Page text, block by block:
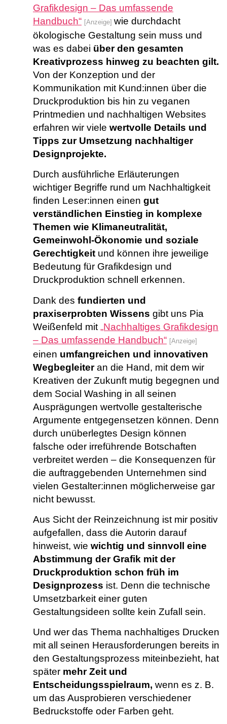
Grafikdesign – Das umfassende
Handbuch“ [Anzeige] wie durchdacht
ökologische Gestaltung sein muss und
was es dabei über den gesamten
Kreativprozess hinweg zu beachten gilt.
Von der Konzeption und der
Kommunikation mit Kund:innen über die
Druckproduktion bis hin zu veganen
Printmedien und nachhaltigen Websites
erfahren wir viele wertvolle Details und
Tipps zur Umsetzung nachhaltiger
Designprojekte.
Durch ausführliche Erläuterungen
wichtiger Begriffe rund um Nachhaltigkeit
finden Leser:innen einen gut
verständlichen Einstieg in komplexe
Themen wie Klimaneutralität,
Gemeinwohl-Ökonomie und soziale
Gerechtigkeit und können ihre jeweilige
Bedeutung für Grafikdesign und
Druckproduktion schnell erkennen.
Dank des fundierten und
praxiserprobten Wissens gibt uns Pia
Weißenfeld mit „Nachhaltiges Grafikdesign
– Das umfassende Handbuch“ [Anzeige]
einen umfangreichen und innovativen
Wegbegleiteran die Hand, mit dem wir
Kreativen der Zukunft mutig begegnen und
dem Social Washing in all seinen
Ausprägungen wertvolle gestalterische
Argumente entgegensetzen können. Denn
durch unüberlegtes Design können
falsche oder irreführende Botschaften
verbreitet werden – die Konsequenzen für
die auftraggebenden Unternehmen sind
vielen Gestalter:innen möglicherweise gar
nicht bewusst.
Aus Sicht der Reinzeichnung ist mir positiv
aufgefallen, dass die Autorin darauf
hinweist, wie wichtig und sinnvoll eine
Abstimmung der Grafik mit der
Druckproduktion schon früh im
Designprozess ist. Denn die technische
Umsetzbarkeit einer guten
Gestaltungsideen sollte kein Zufall sein.
Und wer das Thema nachhaltiges Drucken
mit all seinen Herausforderungen bereits in
den Gestaltungsprozess miteinbezieht, hat
später mehr Zeit und
Entscheidungsspielraum, wenn es z. B.
um das Ausprobieren verschiedener
Bedruckstoffe oder Farben geht.